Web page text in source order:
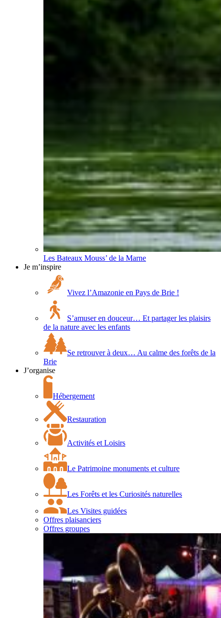
Les Bateaux Mouss’ de la Marne
Je m’inspire
Vivez l’Amazonie en Pays de Brie !
S’amuser en douceur… Et partager les plaisirs
de la nature avec les enfants
Se retrouver à deux… Au calme des forêts de la
Brie
J’organise
Hébergement
Restauration
Activités et Loisirs
Le Patrimoine monuments et culture
Les Forêts et les Curiosités naturelles
Les Visites guidées
Offres plaisanciers
Offres groupes